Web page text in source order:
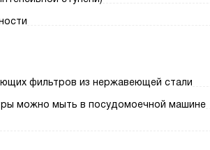
фильтров из нержавеющей стали
можно мыть в посудомоечной машине